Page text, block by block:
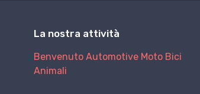
La nostra attività
Benvenuto Automotive Moto Bici
Animali